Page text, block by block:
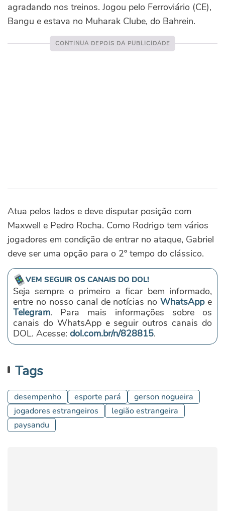
agradando nos treinos. Jogou pelo Ferroviário (CE),
Bangu e estava no Muharak Clube, do Bahrein.
Atua pelos lados e deve disputar posição com
Maxwell e Pedro Rocha. Como Rodrigo tem vários
jogadores em condição de entrar no ataque, Gabriel
deve ser uma opção para o 2º tempo do clássico.
VEM SEGUIR OS CANAIS DO DOL!
Seja sempre o primeiro a ficar bem informado,
entre no nosso canal de notícias noWhatsAppe
Telegram. Para mais informações sobre os
canais do WhatsApp e seguir outros canais do
DOL. Acesse: dol.com.br/n/828815.
Tags
desempenho esporte pará
gerson nogueira
jogadores estrangeiros
legião estrangeira
paysandu